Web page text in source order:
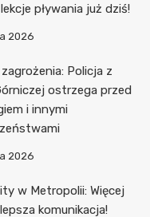
pływania już dziś!
2026
Policja z
ostrzega przed
i innymi
2026
w Metropolii: Więcej
komunikacja!